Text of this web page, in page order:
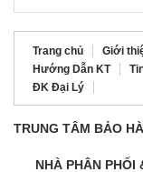
Trang chủ Giới
Hướng Dẫn KT
ĐK Đại Lý
TRUNG TÂM BẢO
NHÀ PHÂN PHỐI